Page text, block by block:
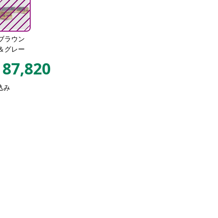
ラウン
グレー
87,820
み